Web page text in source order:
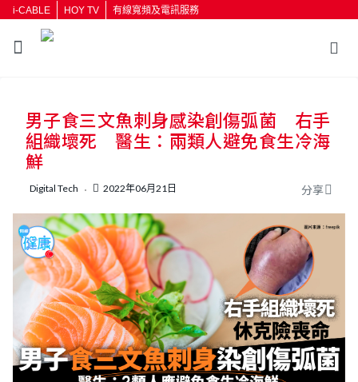
i-CABLE HOY TV 有線寬頻及電訊服務
男子食三文魚刺身感染創傷弧菌 右手
組織壞死 醫生：兩類人避免食生冷海
鮮
Digital Tech 2022年06月21日 分享